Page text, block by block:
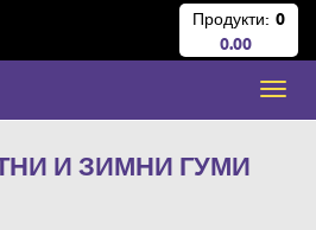
Продукти: 0
0.00
И ЗИМНИ ГУМИ